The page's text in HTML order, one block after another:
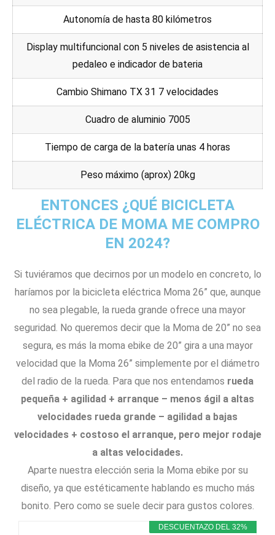
Autonomía de hasta 80 kilómetros
Display multifuncional con 5 niveles de asistencia al
pedaleo e indicador de bateria
Cambio Shimano TX 31 7 velocidades
Cuadro de aluminio 7005
Tiempo de carga de la batería unas 4 horas
Peso máximo (aprox) 20kg
ENTONCES ¿QUÉ BICICLETA
ELÉCTRICA DE MOMA ME COMPRO
EN 2024?
Si tuviéramos que decirnos por un modelo en concreto, lo
haríamos por la bicicleta eléctrica Moma 26” que, aunque
no sea plegable, la rueda grande ofrece una mayor
seguridad. No queremos decir que la Moma de 20” no sea
segura, es más la moma ebike de 20” gira a una mayor
velocidad que la Moma 26” simplemente por el diámetro
del radio de la rueda. Para que nos entendamos rueda
pequeña + agilidad + arranque – menos ágil a altas
velocidades rueda grande – agilidad a bajas
velocidades + costoso el arranque, pero mejor rodaje
a altas velocidades.
Aparte nuestra elección seria la Moma ebike por su
diseño, ya que estéticamente hablando es mucho más
bonito. Pero como se suele decir para gustos colores.
DESCUENTAZO DEL 32%